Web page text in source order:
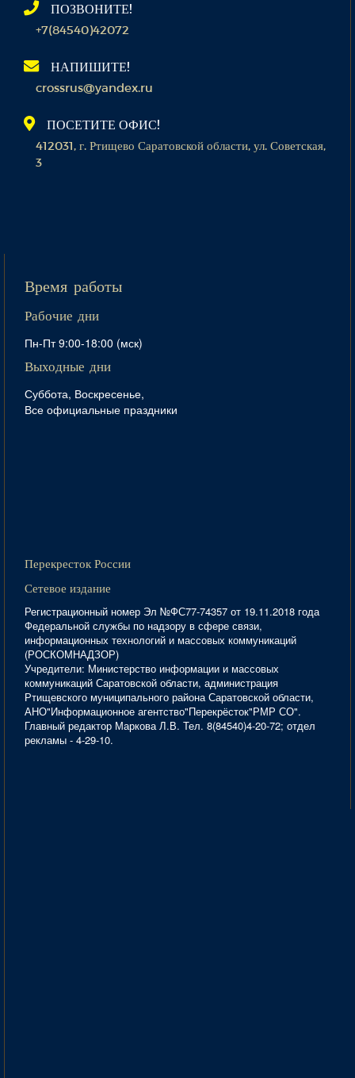
ПОЗВОНИТЕ!
+7(84540)42072
НАПИШИТЕ!
crossrus@yandex.ru
ПОСЕТИТЕ ОФИС!
412031, г. Ртищево Саратовской области, ул. Советская,
3
Время работы
Рабочие дни
Пн-Пт 9:00-18:00 (мск)
Выходные дни
Суббота, Воскресенье,
Все официальные праздники
Перекресток России
Сетевое издание
Регистрационный номер Эл №ФС77-74357 от 19.11.2018 года
Федеральной службы по надзору в сфере связи,
информационных технологий и массовых коммуникаций
(РОСКОМНАДЗОР)
Учредители: Министерство информации и массовых
коммуникаций Саратовской области, администрация
Ртищевского муниципального района Саратовской области,
АНО"Информационное агентство"Перекрёсток"РМР СО".
Главный редактор Маркова Л.В. Тел. 8(84540)4-20-72; отдел
рекламы - 4-29-10.